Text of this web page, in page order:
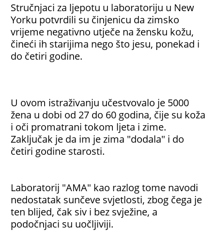
Stručnjaci za ljepotu u laboratoriju u New
Yorku potvrdili su činjenicu da zimsko
vrijeme negativno utječe na žensku kožu,
čineći ih starijima nego što jesu, ponekad i
do četiri godine.
U ovom istraživanju učestvovalo je 5000
žena u dobi od 27 do 60 godina, čije su koža
i oči promatrani tokom ljeta i zime.
Zaključak je da im je zima "dodala" i do
četiri godine starosti.
Laboratorij "AMA" kao razlog tome navodi
nedostatak sunčeve svjetlosti, zbog čega je
ten blijed, čak siv i bez svježine, a
podočnjaci su uočljiviji.